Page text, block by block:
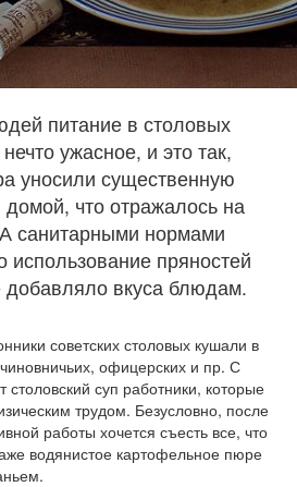
питание в столовых
ужасное, и это так,
уносили существенную
домой, что отражалось на
санитарными нормами
пряностей
добавляло вкуса блюдам.
советских столовых кушали в
офицерских и пр. С
столовский суп работники, которые
трудом. Безусловно, после
работы хочется съесть все, что
водянистое картофельное пюре